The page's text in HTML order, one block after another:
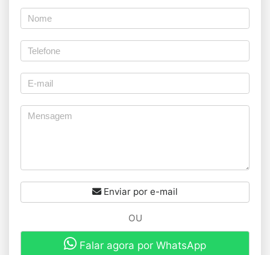
Enviar por e-mail
OU
Falar agora por WhatsApp